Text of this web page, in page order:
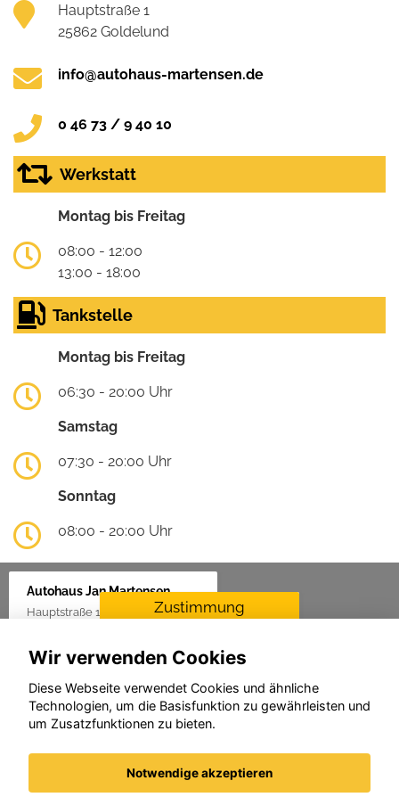
Hauptstraße 1
25862 Goldelund
info@autohaus-martensen.de
0 46 73 / 9 40 10
Werkstatt
Montag bis Freitag
08:00 - 12:00
13:00 - 18:00
Tankstelle
Montag bis Freitag
06:30 - 20:00 Uhr
Samstag
07:30 - 20:00 Uhr
Sonntag
08:00 - 20:00 Uhr
Autohaus Jan Martensen
Hauptstraße 1, 25862 GoldelundZustimmung
Für die Aktivierung der
Navigationsdienste ist Ihre
Zustimmung zu den
Datenschutzrichtlinien vom
Zustimmen und
Wir verwenden Cookies
Diese Webseite verwendet Cookies und ähnliche
Technologien, um die Basisfunktion zu gewährleisten und
um Zusatzfunktionen zu bieten.
Notwendige akzeptieren